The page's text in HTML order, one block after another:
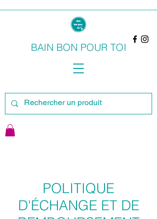
BAIN BON POUR TOI
POLITIQUE
D'ÉCHANGE ET DE